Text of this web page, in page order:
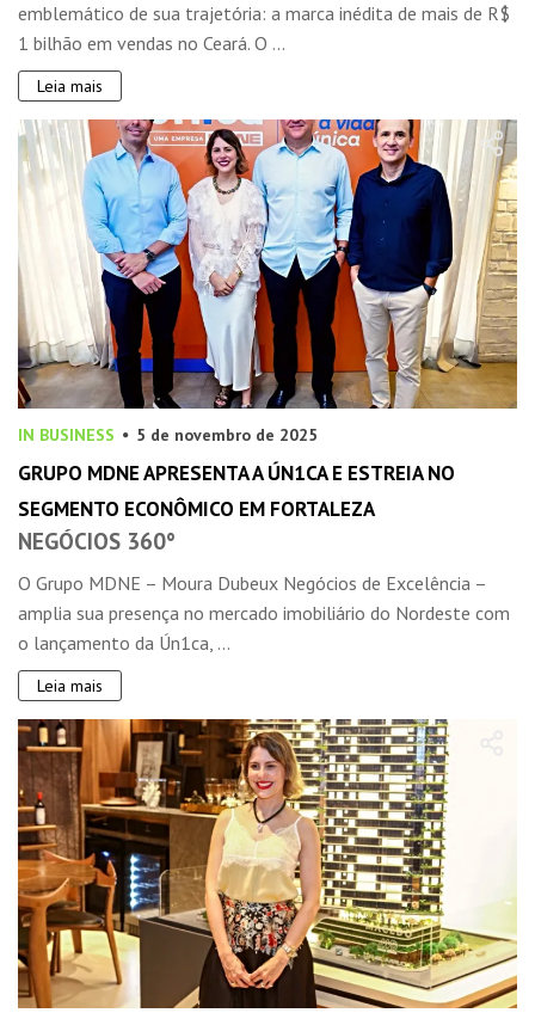
emblemático de sua trajetória: a marca inédita de mais de R$
1 bilhão em vendas no Ceará. O ...
Leia mais
IN BUSINESS 5 de novembro de 2025
GRUPO MDNE APRESENTA A ÚN1CA E ESTREIA NO
SEGMENTO ECONÔMICO EM FORTALEZA
NEGÓCIOS 360°
O Grupo MDNE – Moura Dubeux Negócios de Excelência –
amplia sua presença no mercado imobiliário do Nordeste com
o lançamento da Ún1ca, ...
Leia mais